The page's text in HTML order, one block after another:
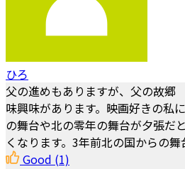
ひろ
父の進めもありますが、父の故
味興味があります。映画好きの私
の舞台や北の零年の舞台が夕張だ
くなります。3年前北の国からの
Good (1)